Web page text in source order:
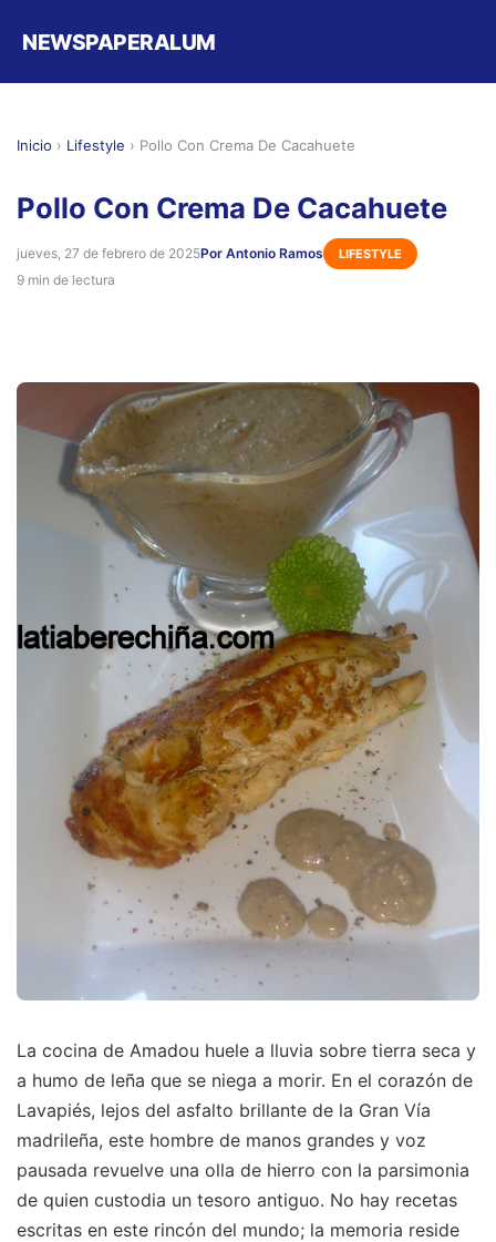
NEWSPAPERALUM
Inicio › Lifestyle › Pollo Con Crema De Cacahuete
Pollo Con Crema De Cacahuete
jueves, 27 de febrero de 2025Por Antonio Ramos LIFESTYLE
9 min de lectura
La cocina de Amadou huele a lluvia sobre tierra seca y
a humo de leña que se niega a morir. En el corazón de
Lavapiés, lejos del asfalto brillante de la Gran Vía
madrileña, este hombre de manos grandes y voz
pausada revuelve una olla de hierro con la parsimonia
de quien custodia un tesoro antiguo. No hay recetas
escritas en este rincón del mundo; la memoria reside